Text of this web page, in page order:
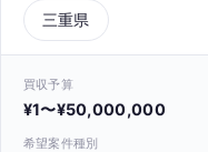
三重県
買収予算
¥1〜¥50,000,000
希望案件種別